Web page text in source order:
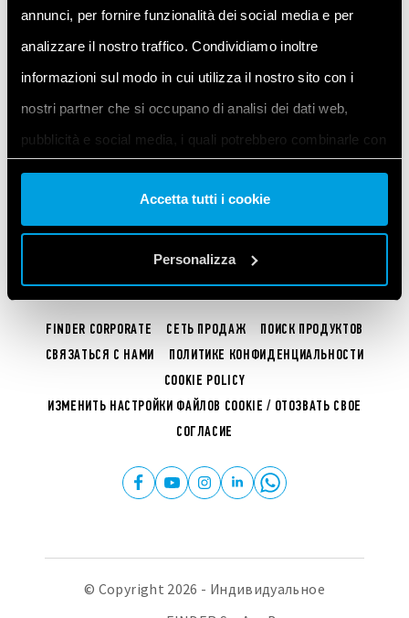
annunci, per fornire funzionalità dei social media e per
analizzare il nostro traffico. Condividiamo inoltre
informazioni sul modo in cui utilizza il nostro sito con i
nostri partner che si occupano di analisi dei dati web,
pubblicità e social media, i quali potrebbero combinarle con
altre informazioni che ha fornito loro o che hanno raccolto
dal suo utilizzo dei loro servizi. Acconsenta ai nostri cookie
se continua ad utilizzare il nostro sito web.
Accetta tutti i cookie
Personalizza
ВЕРНУТЬСЯ НА ГЛАВНУЮ СТРАНИЦУ
FINDER CORPORATE СЕТЬ ПРОДАЖ
ПОИСК ПРОДУКТОВ
СВЯЗАТЬСЯ С НАМИ
ПОЛИТИКЕ КОНФИДЕНЦИАЛЬНОСТИ
COOKIE POLICY
ИЗМЕНИТЬ НАСТРОЙКИ ФАЙЛОВ COOKIE / ОТОЗВАТЬ СВОЕ
СОГЛАСИЕ
© Copyright 2026 - Индивидуальное